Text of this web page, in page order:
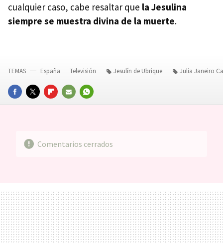
cualquier caso, cabe resaltar que la Jesulina
siempre se muestra divina de la muerte.
FACEBOOKTWITTERFLIPBOARD
E-
WHATSAPP
TEMAS España Televisión Jesulín de Ubrique Julia Janeiro
Comentarios cerrados